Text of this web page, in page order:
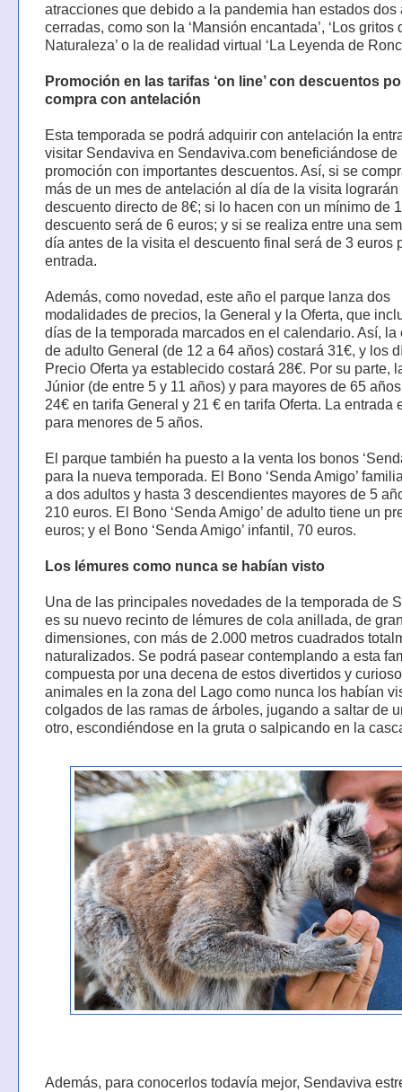
atracciones que debido a la pandemia han estados dos
cerradas, como son la ‘Mansión encantada’, ‘Los gritos
Naturaleza’ o la de realidad virtual ‘La Leyenda de
Promoción en las tarifas ‘on line’ con descuentos
compra con antelación
Esta temporada se podrá adquirir con antelación la
visitar Sendaviva en Sendaviva.com beneficiándose de
promoción con importantes descuentos. Así, si se
más de un mes de antelación al día de la visita lograrán
descuento directo de 8€; si lo hacen con un mínimo de
descuento será de 6 euros; y si se realiza entre una
día antes de la visita el descuento final será de 3 euros
entrada.
Además, como novedad, este año el parque lanza dos
modalidades de precios, la General y la Oferta, que
días de la temporada marcados en el calendario. Así, la
de adulto General (de 12 a 64 años) costará 31€, y los
Precio Oferta ya establecido costará 28€. Por su parte,
Júnior (de entre 5 y 11 años) y para mayores de 65
24€ en tarifa General y 21 € en tarifa Oferta. La entrada
para menores de 5 años.
El parque también ha puesto a la venta los bonos
para la nueva temporada. El Bono ‘Senda Amigo’
a dos adultos y hasta 3 descendientes mayores de 5
210 euros. El Bono ‘Senda Amigo’ de adulto tiene un
euros; y el Bono ‘Senda Amigo’ infantil, 70 euros.
Los lémures como nunca se habían visto
Una de las principales novedades de la temporada de
es su nuevo recinto de lémures de cola anillada, de
dimensiones, con más de 2.000 metros cuadrados
naturalizados. Se podrá pasear contemplando a esta
compuesta por una decena de estos divertidos y
animales en la zona del Lago como nunca los habían
colgados de las ramas de árboles, jugando a saltar de
otro, escondiéndose en la gruta o salpicando en la
Además, para conocerlos todavía mejor, Sendaviva